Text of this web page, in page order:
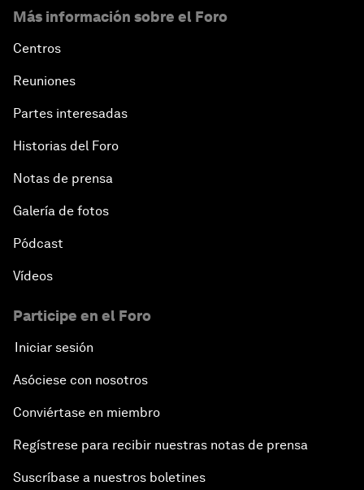
Más información sobre el Foro
Centros
Reuniones
Partes interesadas
Historias del Foro
Notas de prensa
Galería de fotos
Pódcast
Vídeos
Participe en el Foro
Iniciar sesión
Asóciese con nosotros
Conviértase en miembro
Regístrese para recibir nuestras notas de prensa
Suscríbase a nuestros boletines